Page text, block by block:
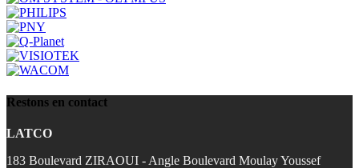
Restons en contact
LATCO
183 Boulevard ZIRAOUI - Angle Boulevard Moulay Youssef